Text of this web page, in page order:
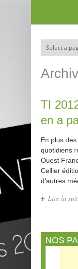
TI
en a
En plus
quotidiens
Ouest
Cellier
d'autres
Lire la
NOS